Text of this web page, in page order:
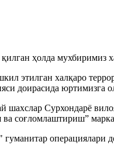
ҳолда мухбиримиз
этилган халқаро
доирасида юртимизга
шахслар Сурхондарё
соғломлаштириш”
операциялари